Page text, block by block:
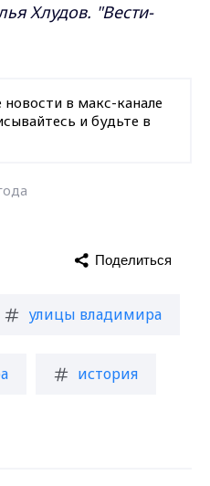
Хлудов. "Вести-
в макс-канале
и будьте в
улицы владимира
история
Поделиться